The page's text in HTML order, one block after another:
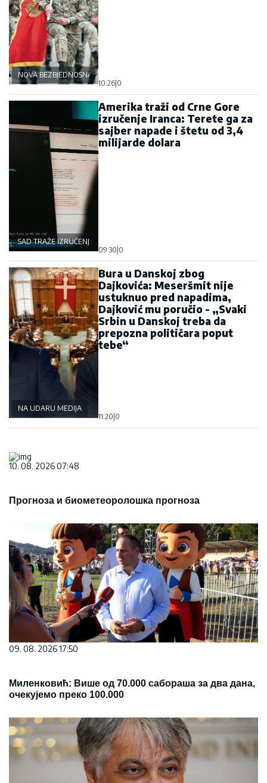
NOVA BEZBJEDNOSNA OSOVINA
10:26 0
SAD TRAŽE IZRUČENJE
Amerika traži od Crne Gore
izručenje Iranca: Terete ga za
sajber napade i štetu od 3,4
milijarde dolara
09:30 0
NA UDARU MEDIJA
Bura u Danskoj zbog
Dajkovića: Meseršmit nije
ustuknuo pred napadima,
Dajković mu poručio - „Svaki
Srbin u Danskoj treba da
prepozna političara poput
tebe“
11:20 0
10. 08. 2026 07:48
Прогноза и биометеоролошка прогноза
09. 08. 2026 17:50
Миленковић: Више од 70.000 сабораша за два дана,
очекујемо преко 100.000